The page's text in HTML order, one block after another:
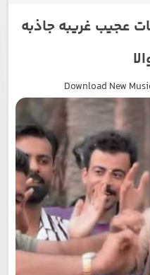
غریبه جاذبه
Download New